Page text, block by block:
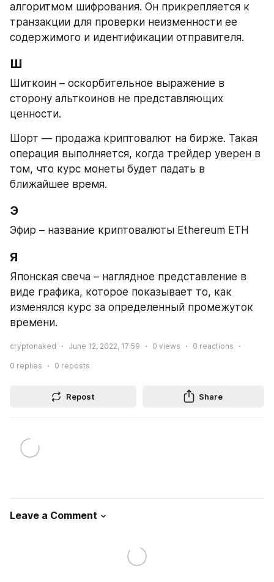
алгоритмом шифрования. Он прикрепляется к
транзакции для проверки неизменности ее
содержимого и идентификации отправителя.
Ш
Шиткоин – оскорбительное выражение в
сторону альткоинов не представляющих
ценности.
Шорт — продажа криптовалют на бирже. Такая
операция выполняется, когда трейдер уверен в
том, что курс монеты будет падать в
ближайшее время.
Э
Эфир – название криптовалюты Ethereum ETH
Я
Японская свеча – наглядное представление в
виде графика, которое показывает то, как
изменялся курс за определенный промежуток
времени.
cryptonaked June 12, 2022, 17:59 0 views 0 reactions
0 replies 0 reposts
Repost Share
Leave a Comment